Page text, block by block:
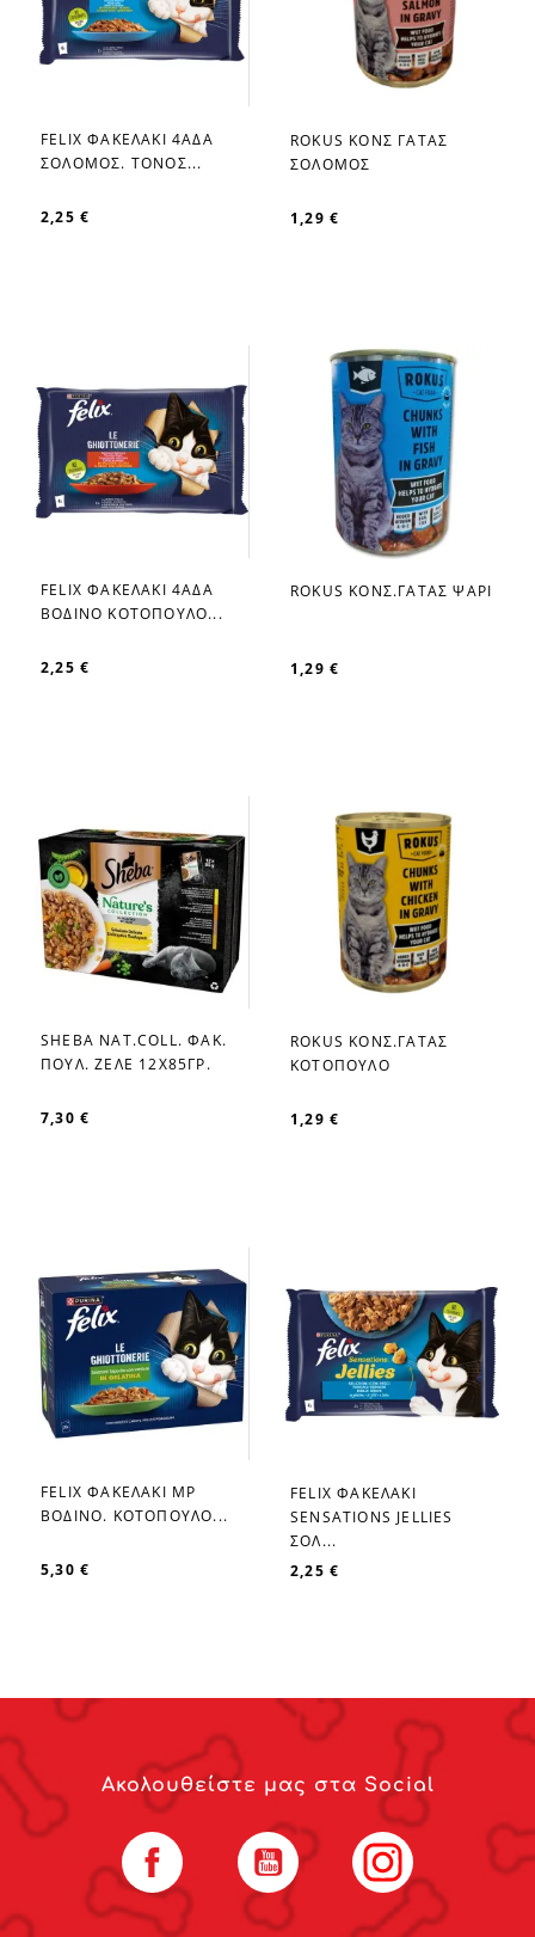
favorite_border
FELIX ΦΑΚΕΛΑΚΙ 4ΑΔΑ
ΣΟΛΟΜΟΣ. ΤΟΝΟΣ...
2,25 €
favorite_border
ROKUS ΚΟΝΣ ΓΑΤΑΣ
ΣΟΛΟΜΟΣ
1,29 €
favorite_border
FELIX ΦΑΚΕΛΑΚΙ 4ΑΔΑ
ΒΟΔΙΝΟ ΚΟΤΟΠΟΥΛΟ...
2,25 €
favorite_border
ROKUS ΚΟΝΣ.ΓΑΤΑΣ ΨΑΡΙ
1,29 €
favorite_border
SHEBA NAT.COLL. ΦΑΚ.
ΠΟΥΛ. ΖΕΛΕ 12Χ85ΓΡ.
7,30 €
favorite_border
ROKUS ΚΟΝΣ.ΓΑΤΑΣ
ΚΟΤΟΠΟΥΛΟ
1,29 €
favorite_border
FELIX ΦΑΚΕΛΑΚΙ MP
ΒΟΔΙΝΟ. ΚΟΤΟΠΟΥΛΟ...
5,30 €
favorite_border
FELIX ΦΑΚΕΛΑΚΙ
SENSATIONS JELLIES
ΣΟΛ...
2,25 €
Ακολουθείστε μας στα Social
Facebook YouTube Instagram